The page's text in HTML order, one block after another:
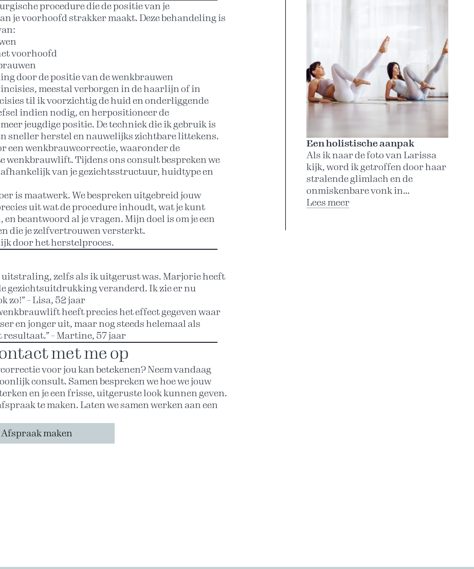
procedure die de positie van je
je voorhoofd strakker maakt. Deze behandeling is
voorhoofd
door de positie van de wenkbrauwen
meestal verborgen in de haarlijn of in
til ik voorzichtig de huid en onderliggende
indien nodig, en herpositioneer de
jeugdige positie. De techniek die ik gebruik is
sneller herstel en nauwelijks zichtbare littekens.
een wenkbrauwcorrectie, waaronder de
wenkbrauwlift. Tijdens ons consult bespreken we
afhankelijk van je gezichtsstructuur, huidtype en
is maatwerk. We bespreken uitgebreid jouw
uit wat de procedure inhoudt, wat je kunt
beantwoord al je vragen. Mijn doel is om je een
die je zelfvertrouwen versterkt.
door het herstelproces.
uitstraling, zelfs als ik uitgerust was. Marjorie heeft
gezichtsuitdrukking veranderd. Ik zie er nu
zo!” – Lisa, 52 jaar
heeft precies het effect gegeven waar
en jonger uit, maar nog steeds helemaal als
– Martine, 57 jaar
met me op
voor jou kan betekenen? Neem vandaag
consult. Samen bespreken we hoe we jouw
en je een frisse, uitgeruste look kunnen geven.
te maken. Laten we samen werken aan een
Afspraak maken
Een holistische aanpak
Als ik naar de foto van Larissa
kijk, word ik getroffen door haar
stralende glimlach en de
onmiskenbare vonk in…
Lees meer: